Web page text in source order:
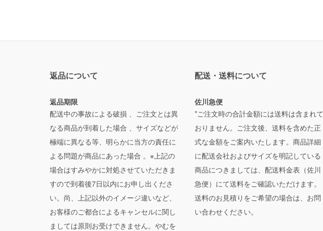
返品について
返品期限
配送中の事故による破損 、ご注文とは異
なる商品が到着した場合 、サイズなどが
極端に異なる等、明らかに当方の責任に
よる問題が商品にあった場合 。※上記の
場合はすみやかに対処させていただきま
すので到着後7日以内にお申し出くださ
い。尚、上記以外のイメージ違いなど、
お客様のご都合によるキャンセルに関し
ましては原則お受けできません。やむを
配送・送料について
佐川急便
*ご注文時の合計金額には送料は含まれて
おりません。ご注文後、送料を含めた正
式な金額をご案内いたします。商品詳細
に配送会社およびサイズを明記している
商品につきましては、配送料金表（佐川
急便）にて送料をご確認いただけます。
送料のお見積りをご希望の場合は、お問
い合わせください。